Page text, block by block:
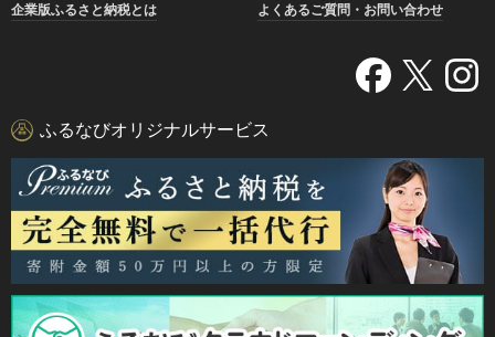
企業版ふるさと納税とは
よくあるご質問・お問い合わせ
ふるなびオリジナルサービス